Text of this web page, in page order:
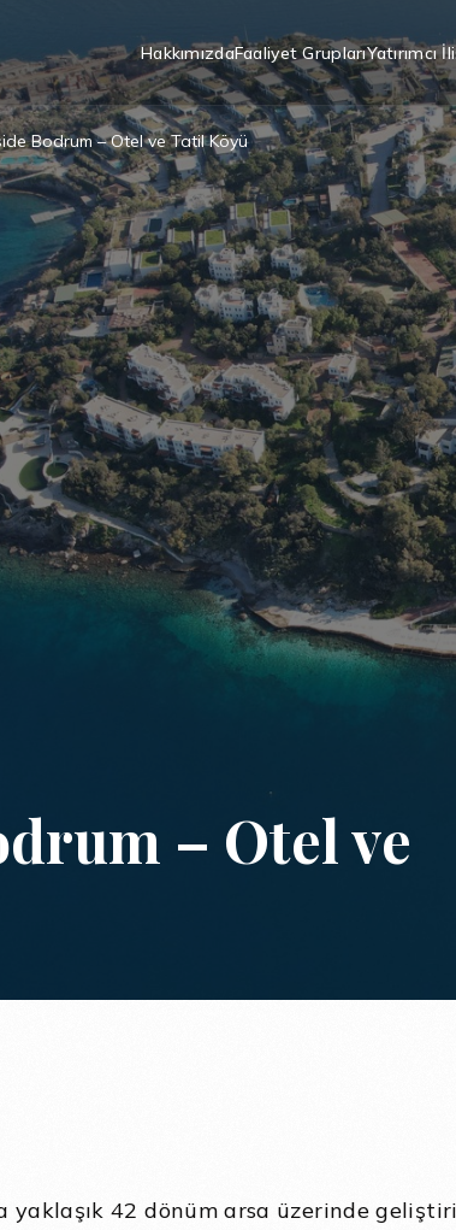
HakkımızdaFaaliyet GruplarıYatırımcı
Bodrum – Otel ve Tatil Köyü
– Otel ve
yaklaşık 42 dönüm arsa üzerinde